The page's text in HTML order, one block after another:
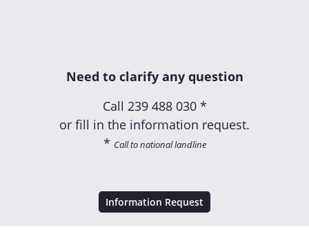
Need to clarify any question
Call 239 488 030 *
or fill in the information request.
* Call to national landline
Information Request